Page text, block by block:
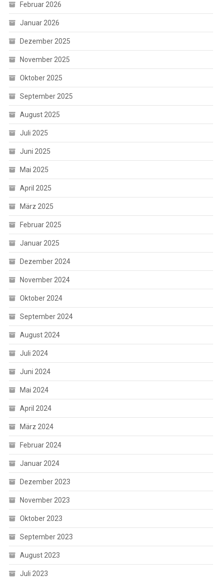
Februar 2026
Januar 2026
Dezember 2025
November 2025
Oktober 2025
September 2025
August 2025
Juli 2025
Juni 2025
Mai 2025
April 2025
März 2025
Februar 2025
Januar 2025
Dezember 2024
November 2024
Oktober 2024
September 2024
August 2024
Juli 2024
Juni 2024
Mai 2024
April 2024
März 2024
Februar 2024
Januar 2024
Dezember 2023
November 2023
Oktober 2023
September 2023
August 2023
Juli 2023